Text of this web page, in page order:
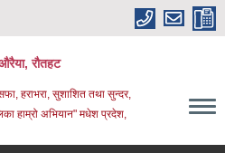
रौतहट
हराभरा, सुशाशित तथा सुन्दर,
हाम्रो अभियान" मधेश प्रदेश,